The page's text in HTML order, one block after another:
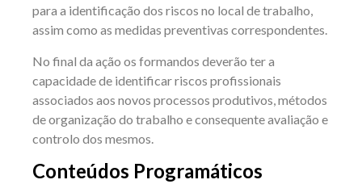
para a identificação dos riscos no local de trabalho,
assim como as medidas preventivas correspondentes.
No final da ação os formandos deverão ter a
capacidade de identificar riscos profissionais
associados aos novos processos produtivos, métodos
de organização do trabalho e consequente avaliação e
controlo dos mesmos.
Conteúdos Programáticos